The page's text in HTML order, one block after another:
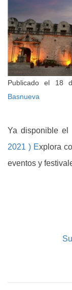
Publicado el 18
Basnueva
Ya disponible el
2021 ) Explora
eventos y